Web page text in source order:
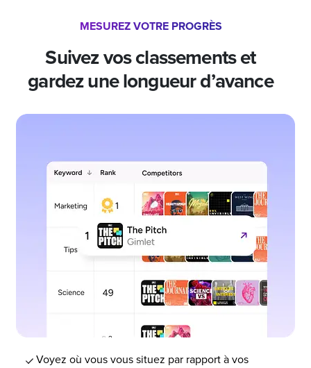
MESUREZ VOTRE PROGRÈS
Suivez vos classements et
gardez une longueur d’avance
Voyez où vous vous situez par rapport à vos